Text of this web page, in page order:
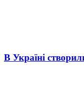
В Україні